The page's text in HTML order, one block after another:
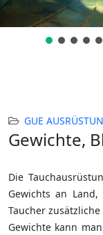
GUE
Gewichte,
Die
Gewichts an
Taucher
Gewichte kann